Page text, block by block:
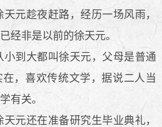
元趁夜赶路，经历一场风雨，
经非是以前的徐天元。
到大都叫徐天元，父母是普通
，喜欢传统文学，据说二人当
有关。
元还在准备研究生毕业典礼，